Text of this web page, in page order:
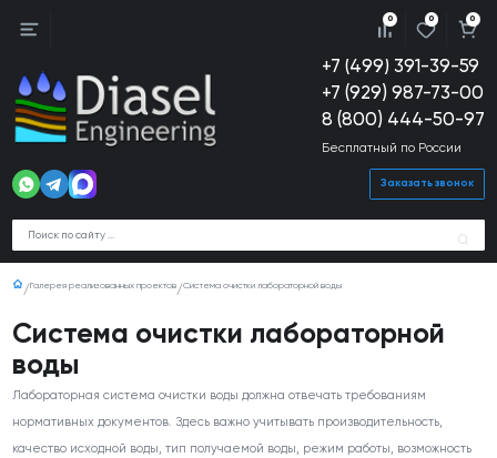
+7 (499) 391-39-59
+7 (929) 987-73-00
8 (800) 444-50-97
Бесплатный по России
Заказать звонок
0 0 0
Галерея реализованных проектов Система очистки лабораторной воды
Система очистки лабораторной
воды
Лабораторная система очистки воды должна отвечать требованиям
нормативных документов. Здесь важно учитывать производительность,
качество исходной воды, тип получаемой воды, режим работы, возможность